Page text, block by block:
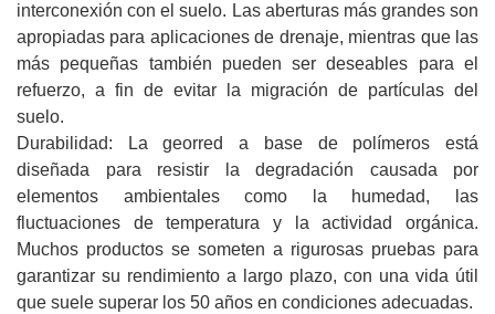
interconexión con el suelo. Las aberturas más grandes son
apropiadas para aplicaciones de drenaje, mientras que las
más pequeñas también pueden ser deseables para el
refuerzo, a fin de evitar la migración de partículas del
suelo.
Durabilidad: La georred a base de polímeros está
diseñada para resistir la degradación causada por
elementos ambientales como la humedad, las
fluctuaciones de temperatura y la actividad orgánica.
Muchos productos se someten a rigurosas pruebas para
garantizar su rendimiento a largo plazo, con una vida útil
que suele superar los 50 años en condiciones adecuadas.